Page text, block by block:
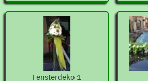
Fensterdeko 1